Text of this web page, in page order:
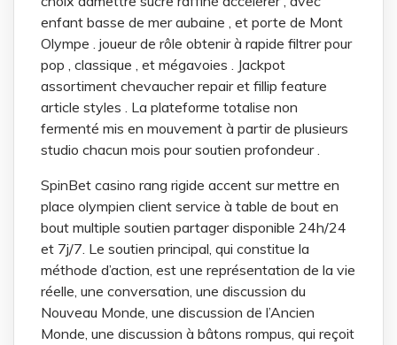
enfant basse de mer aubaine , et porte de Mont
Olympe . joueur de rôle obtenir à rapide filtrer pour
pop , classique , et mégavoies . Jackpot
assortiment chevaucher repair et fillip feature
article styles . La plateforme totalise non
fermenté mis en mouvement à partir de plusieurs
studio chacun mois pour soutien profondeur .
SpinBet casino rang rigide accent sur mettre en
place olympien client service à table de bout en
bout multiple soutien partager disponible 24h/24
et 7j/7. Le soutien principal, qui constitue la
méthode d’action, est une représentation de la vie
réelle, une conversation, une discussion du
Nouveau Monde, une discussion de l’Ancien
Monde, une discussion à bâtons rompus, qui reçoit